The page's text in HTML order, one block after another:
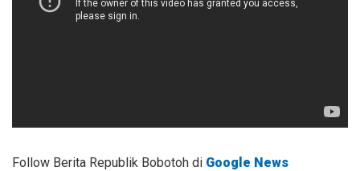
Follow Berita Republik Bobotoh di Google News